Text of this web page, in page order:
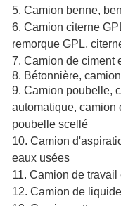
5. Camion benne,
6. Camion citerne
remorque GPL,
7. Camion de ciment
8. Bétonnière,
9. Camion poubelle,
automatique, camion
poubelle scellé
10. Camion
eaux usées
11. Camion de
12. Camion de